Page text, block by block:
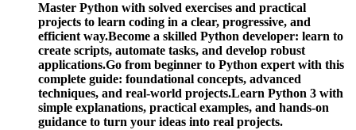
Master Python with solved exercises and practical
projects to learn coding in a clear, progressive, and
efficient way.Become a skilled Python developer: learn to
create scripts, automate tasks, and develop robust
applications.Go from beginner to Python expert with this
complete guide: foundational concepts, advanced
techniques, and real-world projects.Learn Python 3 with
simple explanations, practical examples, and hands-on
guidance to turn your ideas into real projects.